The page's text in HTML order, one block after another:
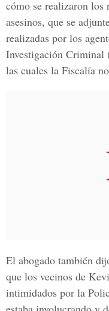
cómo se realizaron los
asesinos, que se
realizadas por los
Investigación Criminal
las cuales la Fiscalía
El abogado también
que los vecinos de
intimidados por la